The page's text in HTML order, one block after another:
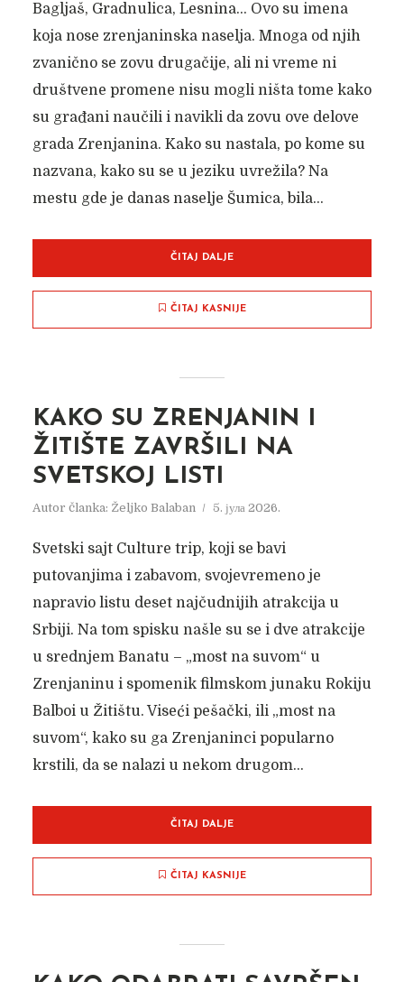
Bagljaš, Gradnulica, Lesnina… Ovo su imena
koja nose zrenjaninska naselja. Mnoga od njih
zvanično se zovu drugačije, ali ni vreme ni
društvene promene nisu mogli ništa tome kako
su građani naučili i navikli da zovu ove delove
grada Zrenjanina. Kako su nastala, po kome su
nazvana, kako su se u jeziku uvrežila? Na
mestu gde je danas naselje Šumica, bila...
ČITAJ DALJE
ČITAJ KASNIJE
KAKO SU ZRENJANIN I
ŽITIŠTE ZAVRŠILI NA
SVETSKOJ LISTI
Autor članka: Željko Balaban 5. јула 2026.
Svetski sajt Culture trip, koji se bavi
putovanjima i zabavom, svojevremeno je
napravio listu deset najčudnijih atrakcija u
Srbiji. Na tom spisku našle su se i dve atrakcije
u srednjem Banatu – „most na suvom“ u
Zrenjaninu i spomenik filmskom junaku Rokiju
Balboi u Žitištu. Viseći pešački, ili „most na
suvom“, kako su ga Zrenjaninci popularno
krstili, da se nalazi u nekom drugom...
ČITAJ DALJE
ČITAJ KASNIJE